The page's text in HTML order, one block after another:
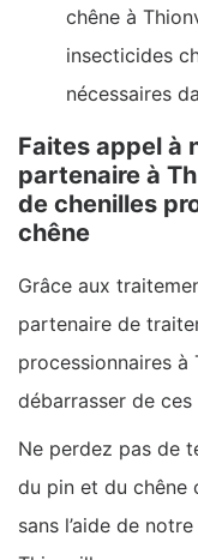
chêne à
insecticides
nécessaires
Faites appel à
partenaire à
de chenilles
chêne
Grâce aux
partenaire de
processionnaires
débarrasser de ces
Ne perdez pas de
du pin et du chêne
sans l’aide de